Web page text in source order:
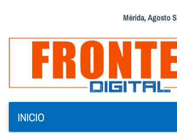
Mérida, Agosto
INICIO